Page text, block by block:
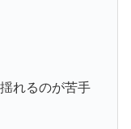
れるのが苦手